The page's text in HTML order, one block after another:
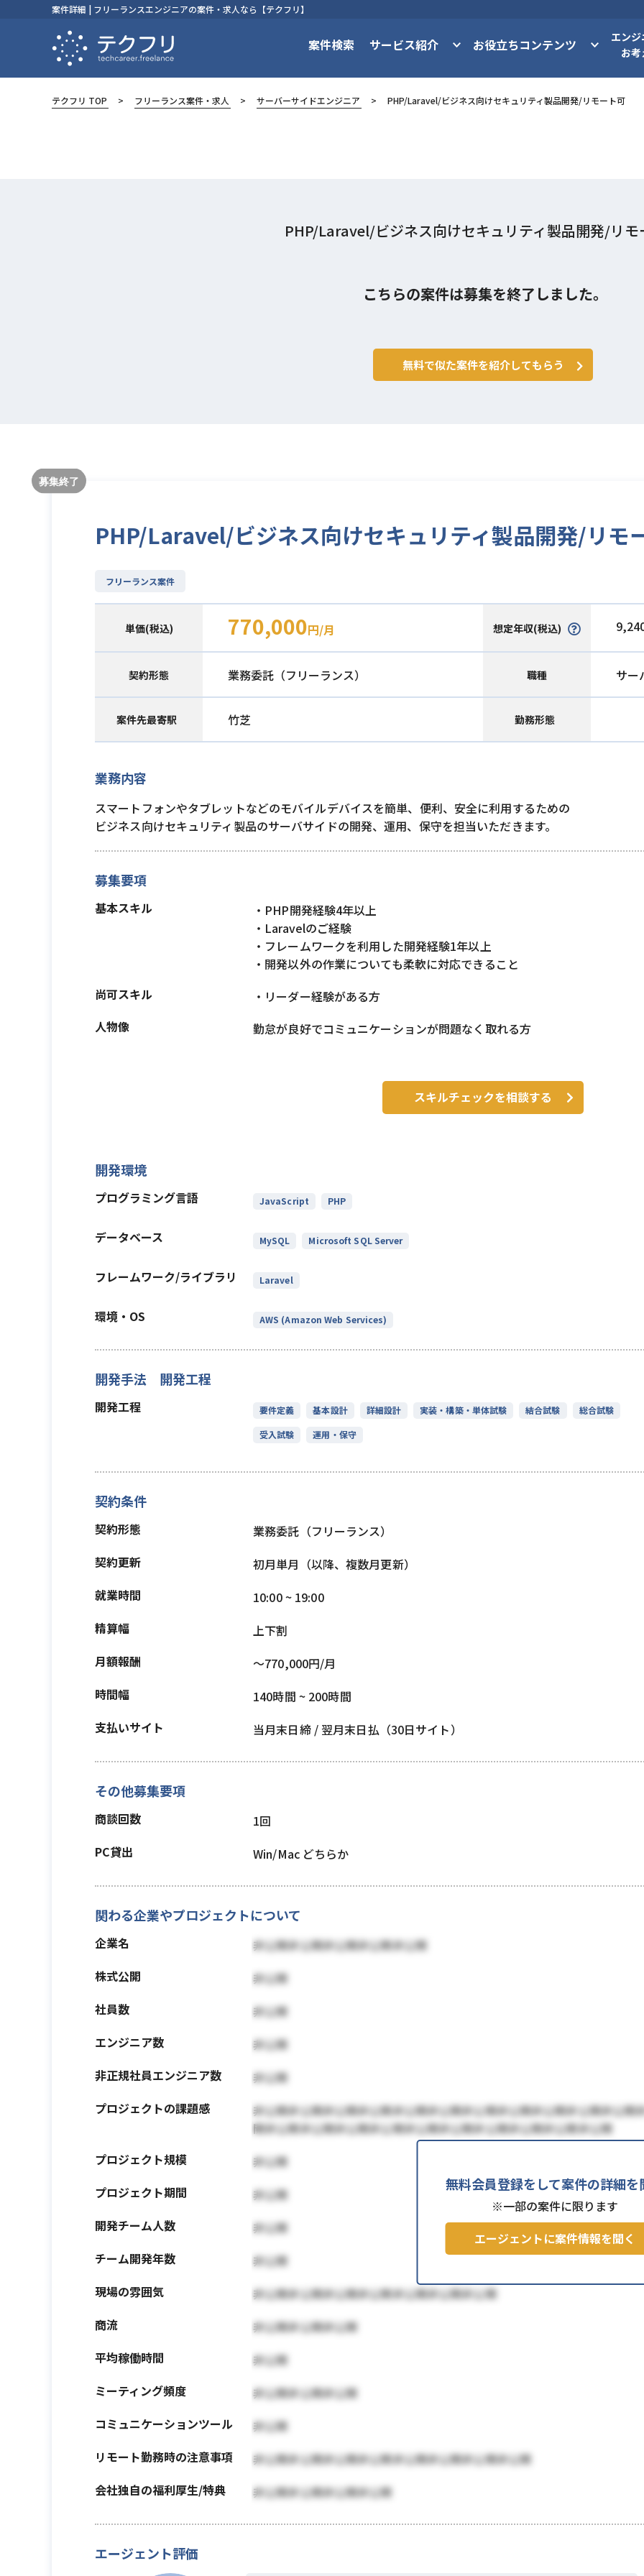
案件詳細 | フリーランスエンジニアの案件・求人なら【テクフリ】
案件検索 サービス紹介 お役立ちコンテンツ
エン
お
テクフリ TOP フリーランス案件・求人 サーバーサイドエンジニア PHP/Laravel/ビジネス向けセキュリティ製品開発/リモート可
PHP/Laravel/ビジネス向けセキュリティ製品開発/リモ
こちらの案件は募集を終了しました。
無料で似た案件を紹介してもらう
PHP/Laravel/ビジネス向けセキュリティ製品開発/リモ
フリーランス案件
単価(税込) 770,000円/月 想定年収(税込)
契約形態 業務委託（フリーランス） 職種 サー
案件先最寄駅 竹芝 勤務形態
業務内容
スマートフォンやタブレットなどのモバイルデバイスを簡単、便利、安全に利用するための
ビジネス向けセキュリティ製品のサーバサイドの開発、運用、保守を担当いただきます。
募集要項
基本スキル
・PHP開発経験4年以上
・Laravelのご経験
・フレームワークを利用した開発経験1年以上
・開発以外の作業についても柔軟に対応できること
尚可スキル
・リーダー経験がある方
人物像
勤怠が良好でコミュニケーションが問題なく取れる方
スキルチェックを相談する
開発環境
プログラミング言語 JavaScript PHP
データベース MySQL Microsoft SQL Server
フレームワーク/ライブラリ Laravel
環境・OS AWS (Amazon Web Services)
開発手法 開発工程
開発工程 要件定義 基本設計 詳細設計 実装・構築・単体試験 結合試験
総合試験
受入試験
運用・保守
契約条件
契約形態
業務委託（フリーランス）
契約更新
初月単月（以降、複数月更新）
就業時間
10:00 ~ 19:00
精算幅
上下割
月額報酬
〜770,000円/月
時間幅
140時間 ~ 200時間
支払いサイト
当月末日締 / 翌月末日払（30日サイト）
その他募集要項
商談回数
1回
PC貸出
Win/Mac どちらか
無料会員登録をして案件の詳細を
※一部の案件に限ります
エージェントに案件情報を聞く
関わる企業やプロジェクトについて
企業名
非公開非公開非公開非公開非公開
株式公開
非公開
社員数
非公開
エンジニア数
非公開
非正規社員エンジニア数
非公開
プロジェクトの課題感
非公開非公開非公開非公開非公開非公開非公開非公開非公開非公開非公開
開非公開非公開非公開非公開非公開非公開非公開非公開非公開非公開
プロジェクト規模
非公開
プロジェクト期間
非公開
開発チーム人数
非公開
チーム開発年数
非公開
現場の雰囲気
非公開非公開非公開非公開非公開非公開非公開
商流
非公開非公開非公開
平均稼働時間
非公開
ミーティング頻度
非公開非公開非公開
コミュニケーションツール
非公開
リモート勤務時の注意事項
非公開非公開非公開非公開非公開非公開非公開非公開
会社独自の福利厚生/特典
非公開非公開非公開非公開
エージェント評価